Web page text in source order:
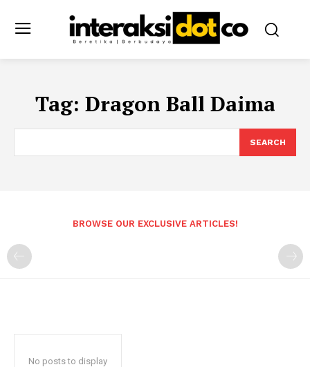
Tag: Dragon Ball Daima
SEARCH
BROWSE OUR EXCLUSIVE ARTICLES!
No posts to display